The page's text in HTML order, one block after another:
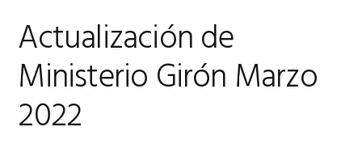
Actualización de
Ministerio Girón Marzo
2022